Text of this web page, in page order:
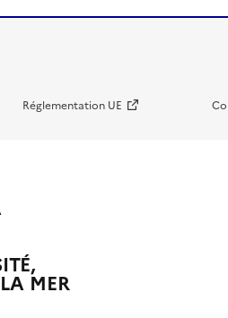
Réglementation UE
MER